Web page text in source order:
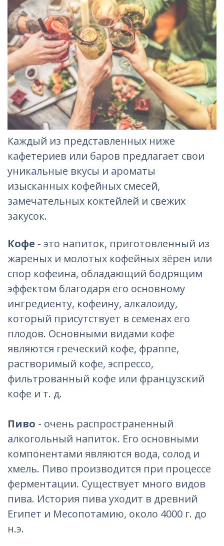
Каждый из представленных ниже
кафетериев или баров предлагает свои
уникальные вкусы и ароматы
изысканных кофейных смесей,
замечательных коктейлей и свежих
закусок.
Кофе - это напиток, приготовленный из
жареных и молотых кофейных зёрен или
спор кофеина, обладающий бодрящим
эффектом благодаря его основному
ингредиенту, кофеину, алкалоиду,
который присутствует в семенах его
плодов. Основными видами кофе
являются греческий кофе, фраппе,
растворимый кофе, эспрессо,
фильтрованный кофе или французский
кофе и т. д.
Пиво - очень распространенный
алкогольный напиток. Его основными
компонентами являются вода, солод и
хмель. Пиво производится при процессе
ферментации. Существует много видов
пива. История пива уходит в древний
Египет и Месопотамию, около 4000 г. до
н.э.